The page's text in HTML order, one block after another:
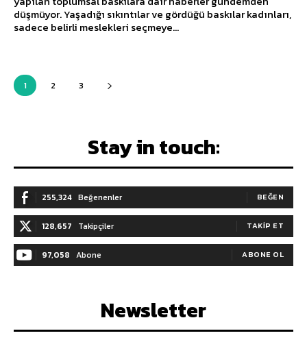
düşmüyor. Yaşadığı sıkıntılar ve gördüğü baskılar kadınları,
sadece belirli meslekleri seçmeye...
1 2 3
Stay in touch:
255,324 Beğenenler BEĞEN
128,657 Takipçiler TAKIP ET
97,058 Abone ABONE OL
Newsletter